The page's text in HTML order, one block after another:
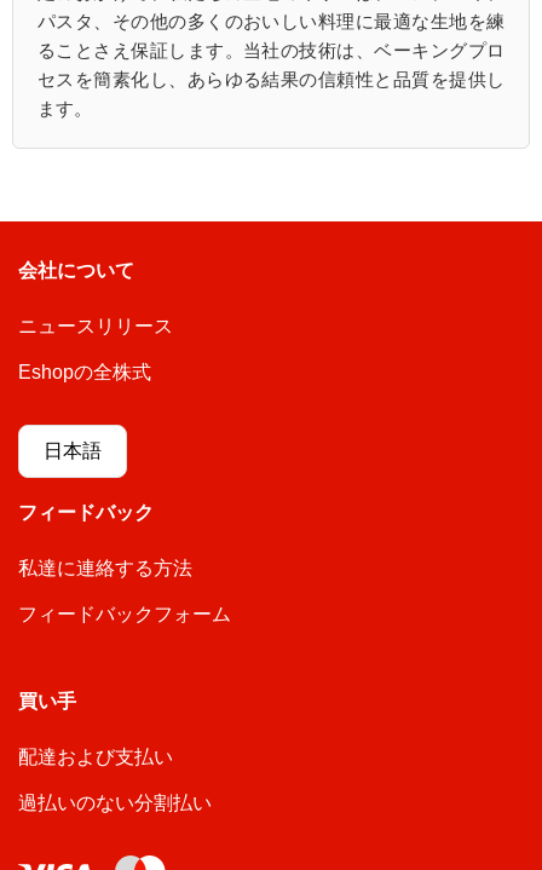
パスタ、その他の多くのおいしい料理に最適な生地を練
ることさえ保証します。当社の技術は、ベーキングプロ
セスを簡素化し、あらゆる結果の信頼性と品質を提供し
ます。
会社について
ニュースリリース
Eshopの全株式
日本語
フィードバック
私達に連絡する方法
フィードバックフォーム
買い手
配達および支払い
過払いのない分割払い